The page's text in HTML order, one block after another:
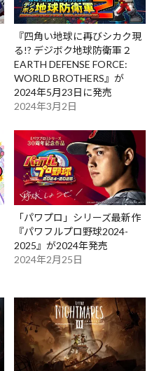
『四角い地球に再びシカク現
る!? デジボク地球防衛軍２
EARTH DEFENSE FORCE:
WORLD BROTHERS』が
2024年5月23日に発売
2024年3月2日
「パワプロ」シリーズ最新作
『パワフルプロ野球2024-
2025』が2024年発売
2024年2月25日